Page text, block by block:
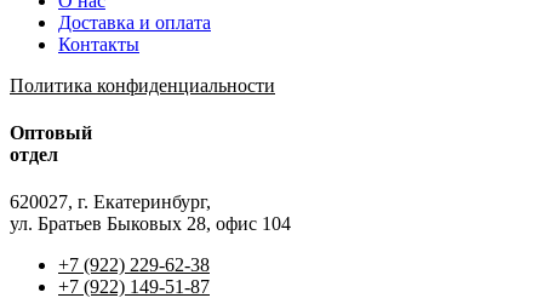
Доставка и оплата
Контакты
Политика конфиденциальности
Оптовый
отдел
620027, г. Екатеринбург,
ул. Братьев Быковых 28, офис 104
+7 (922) 229-62-38
+7 (922) 149-51-87